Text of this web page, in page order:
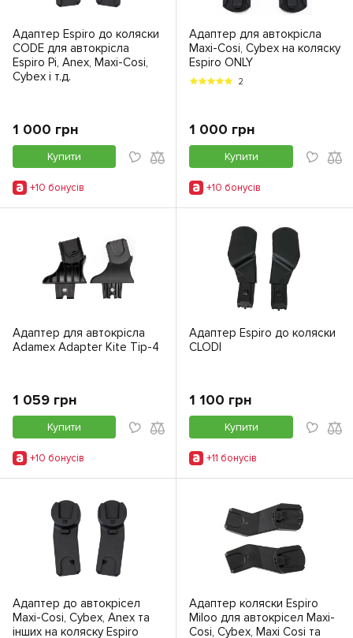
Адаптер Espiro до коляски
CODE для автокрісла
Espiro Pi, Anex, Maxi-Cosi,
Cybex і т.д.
1 000 грн
Купити
+10 бонусiв
Адаптер для автокрісла
Maxi-Cosi, Cybex на коляску
Espiro ONLY
2
1 000 грн
Купити
+10 бонусiв
Адаптер для автокрісла
Adamex Adapter Kite Tip-4
1 059 грн
Купити
+10 бонусiв
Адаптер Espiro до коляски
CLODI
1 100 грн
Купити
+11 бонусiв
Адаптер до автокрісел
Maxi-Cosi, Cybex, Anex та
інших на коляску Espiro
Адаптер коляски Espiro
Miloo для автокрісел Maxi-
Cosi, Cybex, Maxi Cosi та